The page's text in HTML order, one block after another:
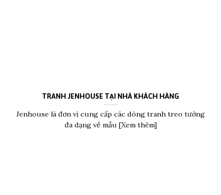
TRANH JENHOUSE TẠI NHÀ KHÁCH HÀNG
Jenhouse là đơn vị cung cấp các dòng tranh treo tường
đa dạng về mẫu [Xem thêm]